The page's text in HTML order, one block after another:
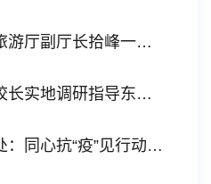
省文化和旅游厅副厅长拾峰一行来校调研文物保护工作
查佐明副校长实地调研指导东吴大学旧址一期修缮工作
基本建设处：同心抗“疫”见行动 众志成城显担当